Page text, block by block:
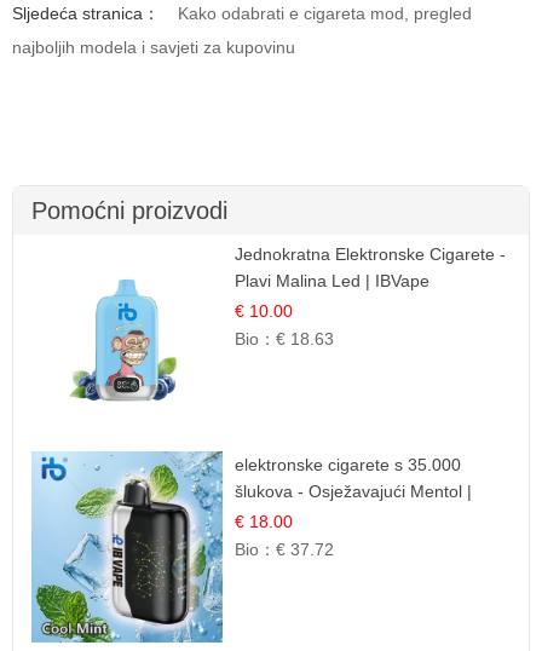
Sljedeća stranica：
Kako odabrati e cigareta mod, pregled
najboljih modela i savjeti za kupovinu
Pomoćni proizvodi
Jednokratna Elektronske Cigarete -
Plavi Malina Led | IBVape
€ 10.00
Bio：€ 18.63
elektronske cigarete s 35.000
šlukova - Osježavajući Mentol |
Čista i Svježa Okus
€ 18.00
Bio：€ 37.72